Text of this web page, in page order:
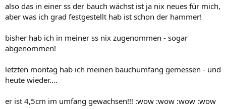
m
also das in einer ss der bauch wächst ist ja nix neues für mich,
aber was ich grad festgestellt hab ist schon der hammer!
bisher hab ich in meiner ss nix zugenommen - sogar
abgenommen!
letzten montag hab ich meinen bauchumfang gemessen - und
heute wieder....
er ist 4,5cm im umfang gewachsen!!! :wow :wow :wow :wow